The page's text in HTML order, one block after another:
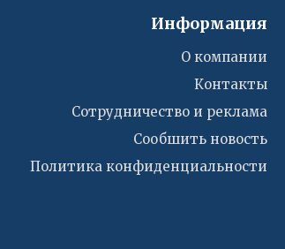
Информация
О компании
Контакты
Сотрудничество и реклама
Сообшить новость
Политика конфиденциальности